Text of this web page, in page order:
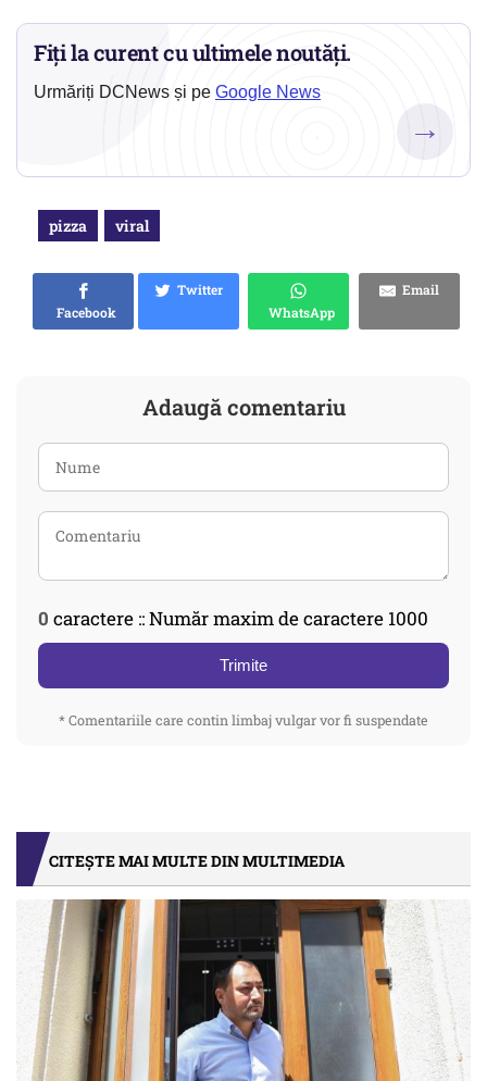
Fiți la curent cu ultimele noutăți.
Urmăriți DCNews și pe Google News
→
pizza viral
Facebook
Twitter
WhatsApp
Email
Adaugă comentariu
0 caractere :: Număr maxim de caractere 1000
Trimite
* Comentariile care contin limbaj vulgar vor fi suspendate
CITEȘTE MAI MULTE DIN MULTIMEDIA